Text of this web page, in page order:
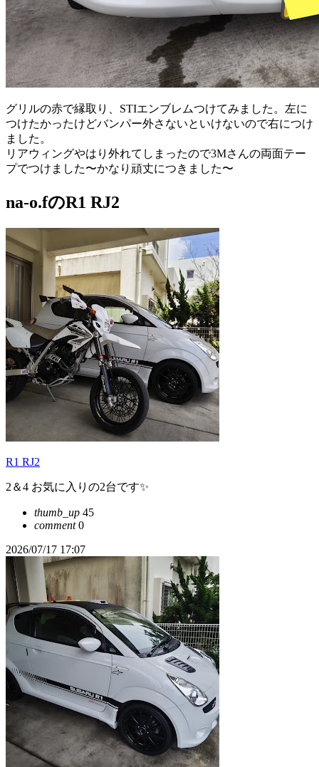
グリルの赤で縁取り、STIエンブレムつけてみました。左に
つけたかったけどバンパー外さないといけないので右につけ
ました。
リアウィングやはり外れてしまったので3Mさんの両面テー
プでつけました〜かなり頑丈につきました〜
na-o.fのR1 RJ2
R1 RJ2
2＆4 お気に入りの2台です✨
thumb_up 45
comment0
2026/07/17 17:07